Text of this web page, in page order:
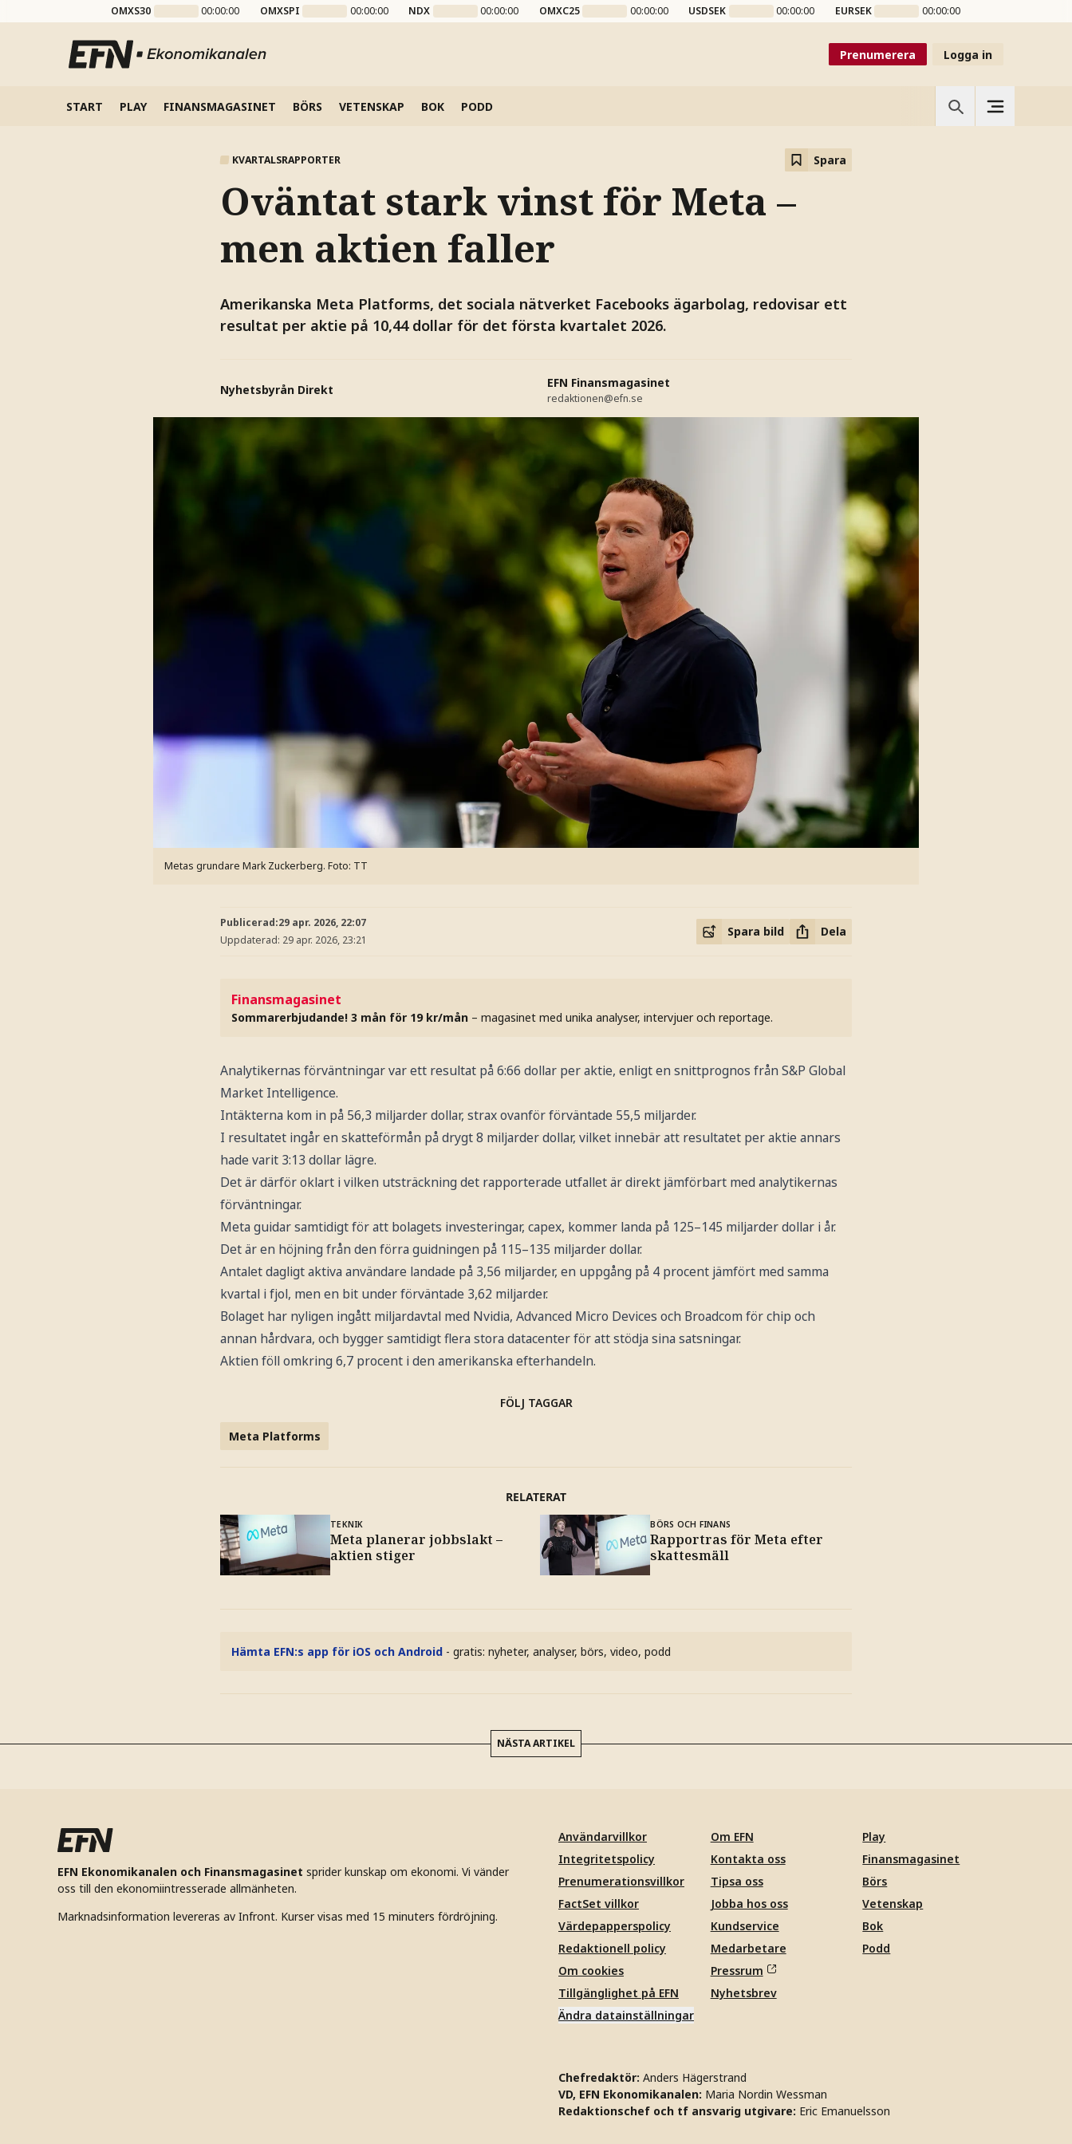
OMXS30 00:00:00 OMXSPI 00:00:00 NDX 00:00:00 OMXC25 00:00:00 USDSEK 00:00:00 EURSEK 00:00:00
Prenumerera Logga in
START PLAY FINANSMAGASINET BÖRS VETENSKAP BOK PODD
KVARTALSRAPPORTER Spara
Oväntat stark vinst för Meta –
men aktien faller
Amerikanska Meta Platforms, det sociala nätverket Facebooks ägarbolag, redovisar ett
resultat per aktie på 10,44 dollar för det första kvartalet 2026.
Nyhetsbyrån Direkt EFN Finansmagasinet
redaktionen@efn.se
Metas grundare Mark Zuckerberg. Foto: TT
Publicerad:29 apr. 2026, 22:07
Uppdaterad: 29 apr. 2026, 23:21
Spara bild Dela
Finansmagasinet
Sommarerbjudande! 3 mån för 19 kr/mån – magasinet med unika analyser, intervjuer och reportage.
Analytikernas förväntningar var ett resultat på 6:66 dollar per aktie, enligt en snittprognos från S&P Global
Market Intelligence.
Intäkterna kom in på 56,3 miljarder dollar, strax ovanför förväntade 55,5 miljarder.
I resultatet ingår en skatteförmån på drygt 8 miljarder dollar, vilket innebär att resultatet per aktie annars
hade varit 3:13 dollar lägre.
Det är därför oklart i vilken utsträckning det rapporterade utfallet är direkt jämförbart med analytikernas
förväntningar.
Meta guidar samtidigt för att bolagets investeringar, capex, kommer landa på 125–145 miljarder dollar i år.
Det är en höjning från den förra guidningen på 115–135 miljarder dollar.
Antalet dagligt aktiva användare landade på 3,56 miljarder, en uppgång på 4 procent jämfört med samma
kvartal i fjol, men en bit under förväntade 3,62 miljarder.
Bolaget har nyligen ingått miljardavtal med Nvidia, Advanced Micro Devices och Broadcom för chip och
annan hårdvara, och bygger samtidigt flera stora datacenter för att stödja sina satsningar.
Aktien föll omkring 6,7 procent i den amerikanska efterhandeln.
FÖLJ TAGGAR
Meta Platforms
RELATERAT
TEKNIK
Meta planerar jobbslakt –
aktien stiger
BÖRS OCH FINANS
Rapportras för Meta efter
skattesmäll
Hämta EFN:s app för iOS och Android - gratis: nyheter, analyser, börs, video, podd
NÄSTA ARTIKEL
EFN Ekonomikanalen och Finansmagasinet sprider kunskap om ekonomi. Vi vänder
oss till den ekonomiintresserade allmänheten.
Marknadsinformation levereras av Infront. Kurser visas med 15 minuters fördröjning.
Användarvillkor
Integritetspolicy
Prenumerationsvillkor
FactSet villkor
Värdepapperspolicy
Redaktionell policy
Om cookies
Tillgänglighet på EFN
Ändra datainställningar
Om EFN
Kontakta oss
Tipsa oss
Jobba hos oss
Kundservice
Medarbetare
Pressrum
Nyhetsbrev
Play
Finansmagasinet
Börs
Vetenskap
Bok
Podd
Chefredaktör: Anders Hägerstrand
VD, EFN Ekonomikanalen: Maria Nordin Wessman
Redaktionschef och tf ansvarig utgivare: Eric Emanuelsson